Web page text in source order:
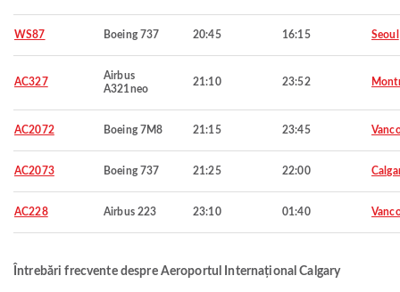
WS87 Boeing 737 20:45 16:15 Seoul
AC327
Airbus
A321neo
21:10 23:52
AC2072 Boeing 7M8 21:15 23:45
AC2073 Boeing 737 21:25 22:00
AC228 Airbus 223 23:10 01:40
Întrebări frecvente despre Aeroportul Internațional Calgary